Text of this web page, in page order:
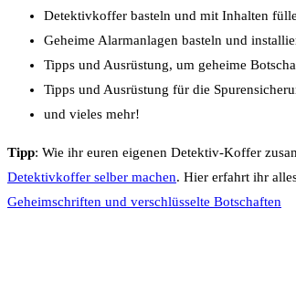
Detektivkoffer basteln und mit Inhalten
Geheime Alarmanlagen basteln und
Tipps und Ausrüstung, um geheime
Tipps und Ausrüstung für die
und vieles mehr!
Tipp: Wie ihr euren eigenen Detektiv-Koffer
Detektivkoffer selber machen. Hier erfahrt ihr
Geheimschriften und verschlüsselte Botschaften